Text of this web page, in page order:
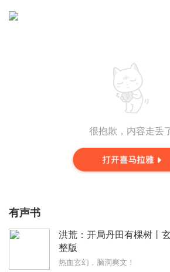
很抱歉，内容走丢
有声书
洪荒：开局丹田有棵树丨
整版
热血玄幻，脑洞爽文！